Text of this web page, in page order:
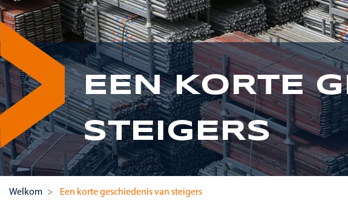
Previous
EEN KORTE
STEIGERS
Welkom Een korte geschiedenis van steigers